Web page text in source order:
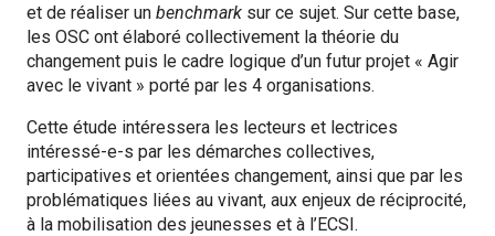
et de réaliser un benchmark sur ce sujet. Sur cette base,
les OSC ont élaboré collectivement la théorie du
changement puis le cadre logique d’un futur projet « Agir
avec le vivant » porté par les 4 organisations.
Cette étude intéressera les lecteurs et lectrices
intéressé-e-s par les démarches collectives,
participatives et orientées changement, ainsi que par les
problématiques liées au vivant, aux enjeux de réciprocité,
à la mobilisation des jeunesses et à l’ECSI.